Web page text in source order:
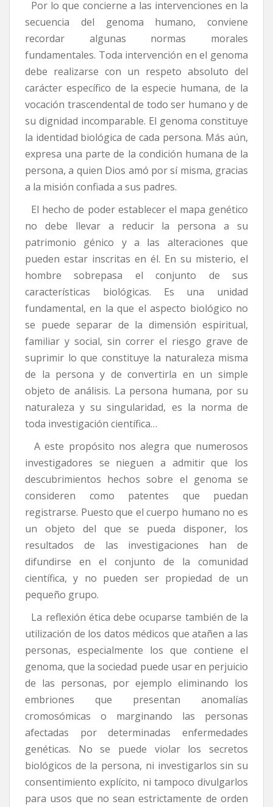
Por lo que concierne a las intervenciones en la
secuencia del genoma humano, conviene
recordar algunas normas morales
fundamentales. Toda intervención en el genoma
debe realizarse con un respeto absoluto del
carácter específico de la especie humana, de la
vocación trascendental de todo ser humano y de
su dignidad incomparable. El genoma constituye
la identidad biológica de cada persona. Más aún,
expresa una parte de la condición humana de la
persona, a quien Dios amó por sí misma, gracias
a la misión confiada a sus padres.
El hecho de poder establecer el mapa genético
no debe llevar a reducir la persona a su
patrimonio génico y a las alteraciones que
pueden estar inscritas en él. En su misterio, el
hombre sobrepasa el conjunto de sus
características biológicas. Es una unidad
fundamental, en la que el aspecto biológico no
se puede separar de la dimensión espiritual,
familiar y social, sin correr el riesgo grave de
suprimir lo que constituye la naturaleza misma
de la persona y de convertirla en un simple
objeto de análisis. La persona humana, por su
naturaleza y su singularidad, es la norma de
toda investigación científica…
A este propósito nos alegra que numerosos
investigadores se nieguen a admitir que los
descubrimientos hechos sobre el genoma se
consideren como patentes que puedan
registrarse. Puesto que el cuerpo humano no es
un objeto del que se pueda disponer, los
resultados de las investigaciones han de
difundirse en el conjunto de la comunidad
científica, y no pueden ser propiedad de un
pequeño grupo.
La reflexión ética debe ocuparse también de la
utilización de los datos médicos que atañen a las
personas, especialmente los que contiene el
genoma, que la sociedad puede usar en perjuicio
de las personas, por ejemplo eliminando los
embriones que presentan anomalías
cromosómicas o marginando las personas
afectadas por determinadas enfermedades
genéticas. No se puede violar los secretos
biológicos de la persona, ni investigarlos sin su
consentimiento explícito, ni tampoco divulgarlos
para usos que no sean estrictamente de orden